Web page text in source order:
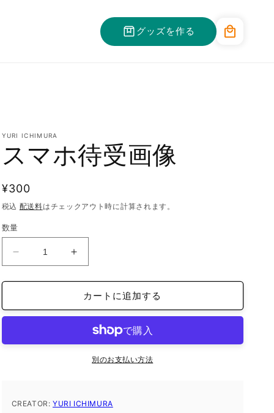
グッズを作る
ー
YURI ICHIMURA
スマホ待受画像
通
常
価
格
¥300
税込 配送料はチェックアウト時に計算されます。
数量
受
像
を
ス
待
受
像
を
カートに追加する
別のお支払い方法
CREATOR: YURI ICHIMURA